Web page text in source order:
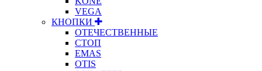
VEGA
КНОПКИ
ОТЕЧЕСТВЕННЫЕ
СТОП
EMAS
OTIS